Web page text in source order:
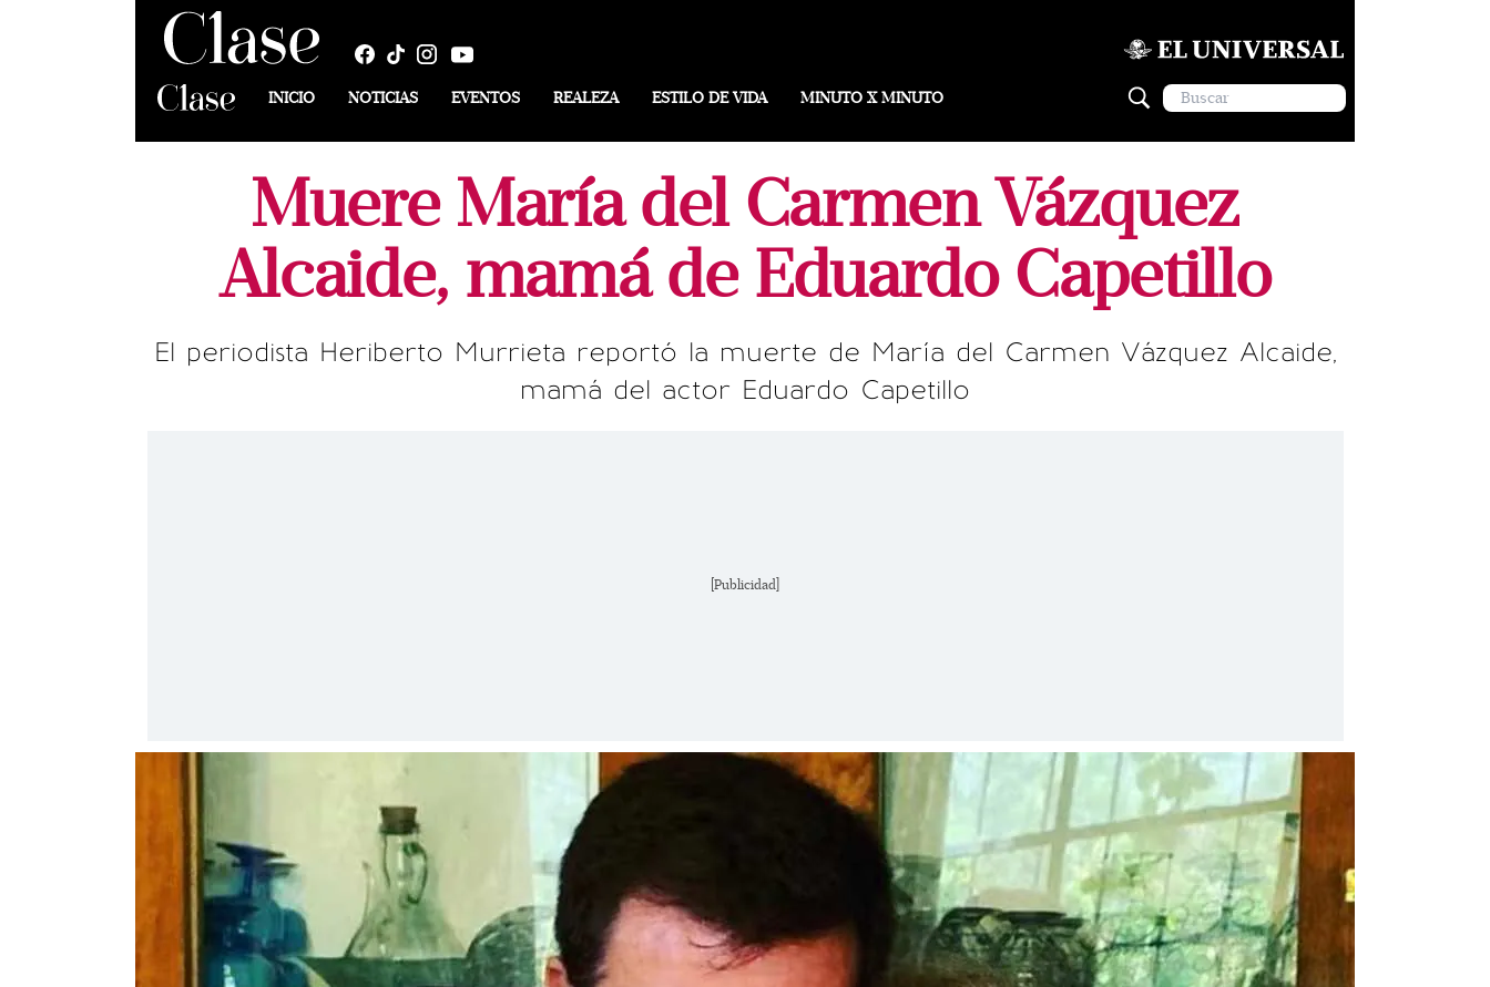
INICIO NOTICIAS EVENTOS REALEZA ESTILO DE VIDA MINUTO X MINUTO
Muere María del Carmen Vázquez
Alcaide, mamá de Eduardo Capetillo
El periodista Heriberto Murrieta reportó la muerte de María del Carmen Vázquez Alcaide,
mamá del actor Eduardo Capetillo
[Publicidad]